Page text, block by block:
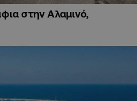
στην Αλαμινό,